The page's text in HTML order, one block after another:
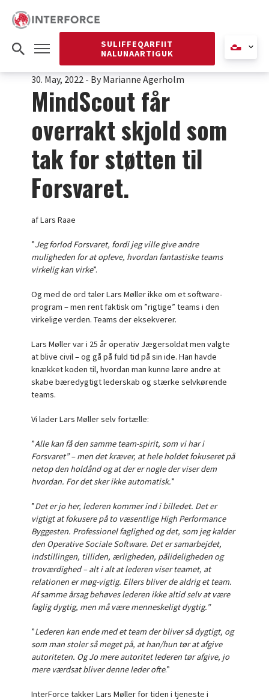
SULIFFEQARFIIT
NALUNAARTIGUK
30. May, 2022- By Marianne Agerholm
MindScout får
overrakt skjold som
tak for støtten til
Forsvaret.
af Lars Raae
”Jeg forlod Forsvaret, fordi jeg ville give andre
muligheden for at opleve, hvordan fantastiske teams
virkelig kan virke”.
Og med de ord taler Lars Møller ikke om et software-
program – men rent faktisk om ”rigtige” teams i den
virkelige verden. Teams der eksekverer.
Lars Møller var i 25 år operativ Jægersoldat men valgte
at blive civil – og gå på fuld tid på sin ide. Han havde
knækket koden til, hvordan man kunne lære andre at
skabe bæredygtigt lederskab og stærke selvkørende
teams.
Vi lader Lars Møller selv fortælle:
”Alle kan få den samme team-spirit, som vi har i
Forsvaret” – men det kræver, at hele holdet fokuseret på
netop den holdånd og at der er nogle der viser dem
hvordan. For det sker ikke automatisk.”
”Det er jo her, lederen kommer ind i billedet. Det er
vigtigt at fokusere på to væsentlige High Performance
Byggesten. Professionel faglighed og det, som jeg kalder
den Operative Sociale Software. Det er samarbejdet,
indstillingen, tilliden, ærligheden, pålideligheden og
troværdighed – alt i alt at lederen viser teamet, at
relationen er møg-vigtig. Ellers bliver de aldrig et team.
Af samme årsag behøves lederen ikke altid selv at være
faglig dygtig, men må være menneskeligt dygtig.”
”Lederen kan ende med et team der bliver så dygtigt, og
som man stoler så meget på, at han/hun tør at afgive
autoriteten. Og Jo mere autoritet lederen tør afgive, jo
mere værdsat bliver denne leder ofte.”
InterForce takker Lars Møller for tiden i tjeneste i